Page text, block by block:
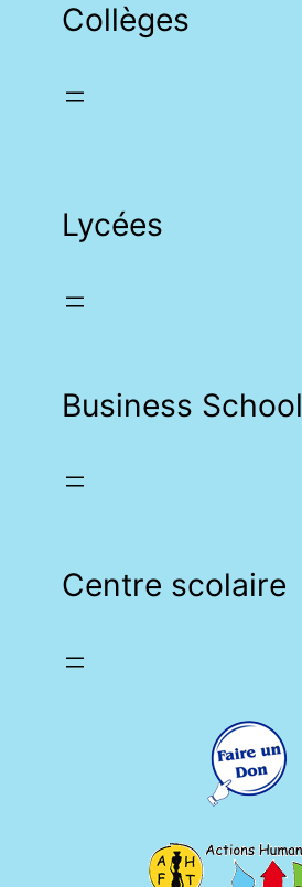
Collèges
Lycées
Business School
Centre scolaire